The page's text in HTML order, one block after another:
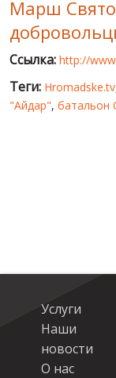
WINTER ON FIRE:
ХРОНОЛОГИЯ
Марш
Ссылка: http://
Теги: Hromadske.tv
"Айдар", батальон
Услуги
Наши
новости
О нас